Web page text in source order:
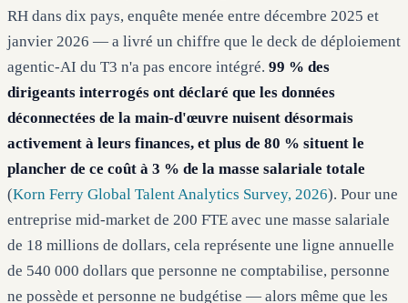
RH dans dix pays, enquête menée entre décembre 2025 et
janvier 2026 — a livré un chiffre que le deck de déploiement
agentic-AI du T3 n'a pas encore intégré. 99 % des
dirigeants interrogés ont déclaré que les données
déconnectées de la main-d'œuvre nuisent désormais
activement à leurs finances, et plus de 80 % situent le
plancher de ce coût à 3 % de la masse salariale totale
(Korn Ferry Global Talent Analytics Survey, 2026). Pour une
entreprise mid-market de 200 FTE avec une masse salariale
de 18 millions de dollars, cela représente une ligne annuelle
de 540 000 dollars que personne ne comptabilise, personne
ne possède et personne ne budgétise — alors même que les